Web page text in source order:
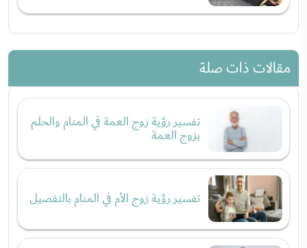
مقالات ذات صلة
تفسير رؤية زوج العمة في المنام والحلم
بزوج العمة
تفسير رؤية زوج الأم في المنام بالتفصيل